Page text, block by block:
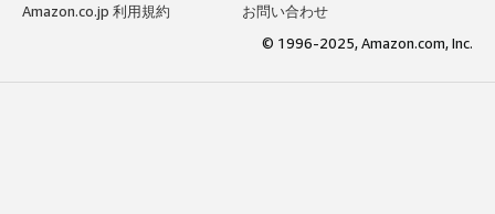
Amazon.co.jp 利用規約
お問い合わせ
© 1996-2025, Amazon.com, Inc.